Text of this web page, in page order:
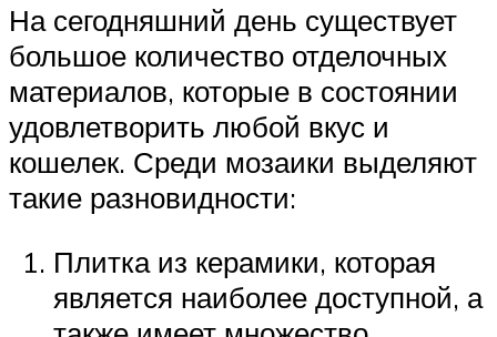
На сегодняшний день существует
большое количество отделочных
материалов, которые в состоянии
удовлетворить любой вкус и
кошелек. Среди мозаики выделяют
такие разновидности:
Плитка из керамики, которая
является наиболее доступной, а